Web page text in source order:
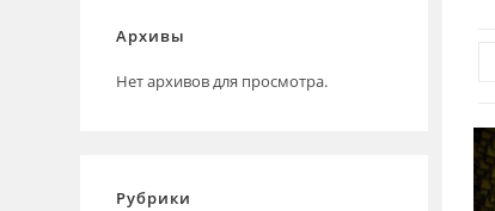
Архивы
Нет архивов для просмотра.
Рубрики